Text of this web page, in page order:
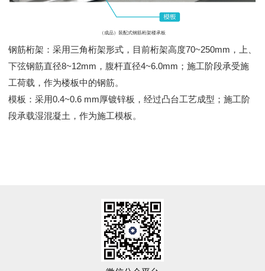
（成品）装配式钢筋桁架楼承板
钢筋桁架：采用三角桁架形式，目前桁架高度70~250mm，上、
下弦钢筋直径8~12mm，腹杆直径4~6.0mm；施工阶段承受施
工荷载，作为楼板中的钢筋。
模板：采用0.4~0.6 mm厚镀锌板，经过凸台工艺成型；施工阶
段承载湿混凝土，作为施工模板。